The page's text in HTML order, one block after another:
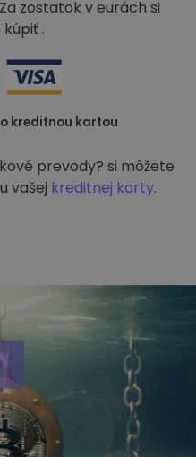
zostatok v eurách si
.
kreditnou kartou
prevody? si môžete
vašej kreditnej karty.